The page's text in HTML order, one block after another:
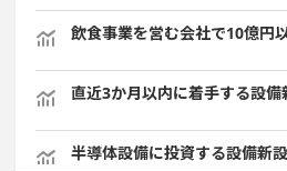
飲食事業を営む会社で10億円
直近3か月以内に着手する設備
半導体設備に投資する設備新